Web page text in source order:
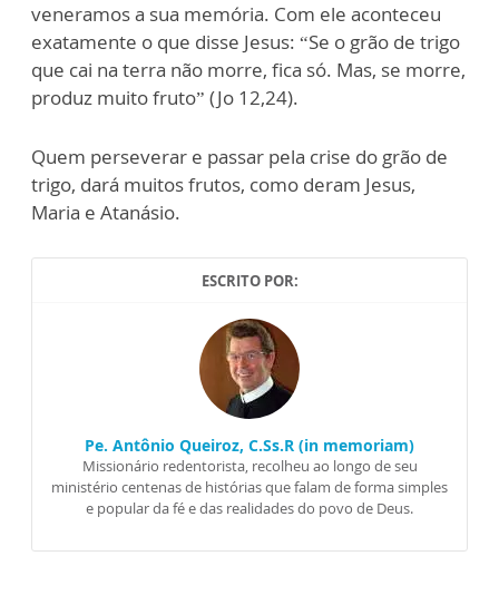
veneramos a sua memória. Com ele aconteceu
exatamente o que disse Jesus: “Se o grão de trigo
que cai na terra não morre, fica só. Mas, se morre,
produz muito fruto” (Jo 12,24).
Quem perseverar e passar pela crise do grão de
trigo, dará muitos frutos, como deram Jesus,
Maria e Atanásio.
ESCRITO POR:
Pe. Antônio Queiroz, C.Ss.R (in memoriam)
Missionário redentorista, recolheu ao longo de seu
ministério centenas de histórias que falam de forma simples
e popular da fé e das realidades do povo de Deus.